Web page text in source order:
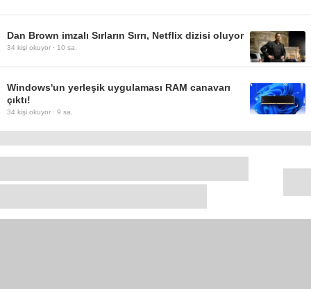
Dan Brown imzalı Sırların Sırrı, Netflix dizisi oluyor
34 kişi okuyor · 10 sa.
Windows'un yerleşik uygulaması RAM canavarı
çıktı!
34 kişi okuyor · 9 sa.